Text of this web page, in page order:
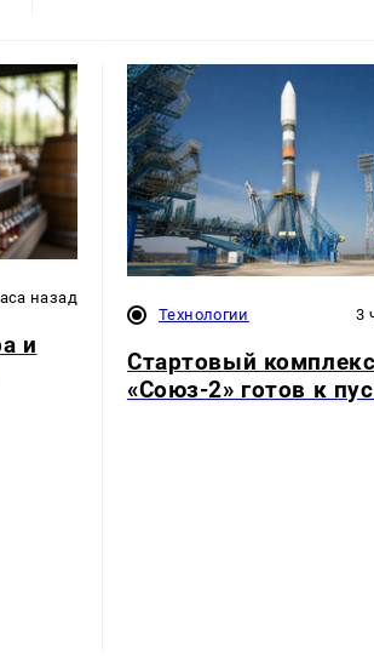
назад
и
Технологии 3
Стартовый комплекс
«Союз-2» готов к